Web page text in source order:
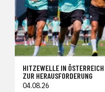
HITZEWELLE IN
ZUR HERAUSFORDERUNG
04.08.26